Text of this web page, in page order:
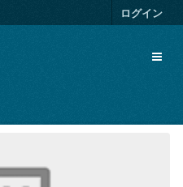
ログイン